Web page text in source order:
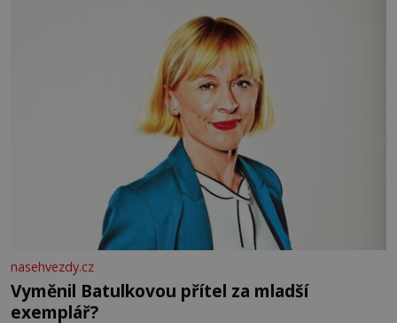
nasehvezdy.cz
Vyměnil Batulkovou přítel za mladší
exemplář?